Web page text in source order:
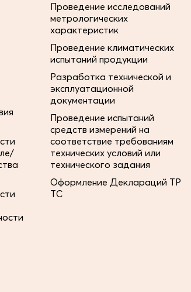
Проведение исследований
метрологических
характеристик
Проведение климатических
испытаний продукции
Разработка технической и
эксплуатационной
документации
Проведение испытаний
средств измерений на
соответствие требованиям
технических условий или
технического задания
Оформление Деклараций ТР
ТС